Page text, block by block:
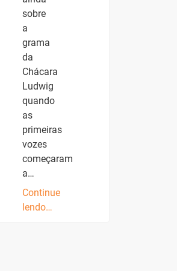
sobre
a
grama
da
Chácara
Ludwig
quando
as
primeiras
vozes
começaram
a…
Continue
lendo…